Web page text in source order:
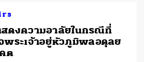
สดงความอาลัยในกรณีที่
พระเจ้าอยู่หัวภูมิพลอดุลย
ต